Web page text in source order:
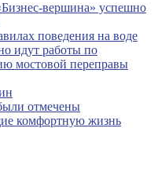
успешно
поведения на воде
идут работы по
мостовой переправы
отмечены
комфортную жизнь